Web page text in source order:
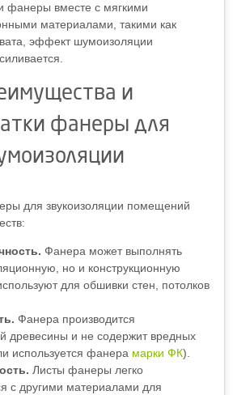
фанеры вместе с мягкими
материалами, такими как
эффект шумоизоляции
и
фанеры для
для звукоизоляции помещений
Фанера может выполнять
но и конструкционную
для обшивки стен, потолков
Фанера производится
древесины и не содержит вредных
используется фанера марки ФК).
Листы фанеры легко
с другими материалами для